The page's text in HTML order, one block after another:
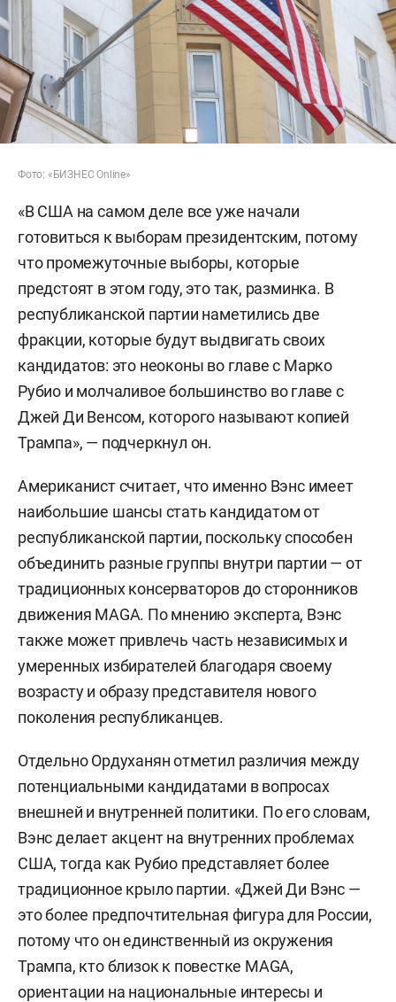
Фото: «БИЗНЕС Online»
«В США на самом деле все уже начали
готовиться к выборам президентским, потому
что промежуточные выборы, которые
предстоят в этом году, это так, разминка. В
республиканской партии наметились две
фракции, которые будут выдвигать своих
кандидатов: это неоконы во главе с Марко
Рубио и молчаливое большинство во главе с
Джей Ди Венсом, которого называют копией
Трампа», — подчеркнул он.
Американист считает, что именно Вэнс имеет
наибольшие шансы стать кандидатом от
республиканской партии, поскольку способен
объединить разные группы внутри партии — от
традиционных консерваторов до сторонников
движения MAGA. По мнению эксперта, Вэнс
также может привлечь часть независимых и
умеренных избирателей благодаря своему
возрасту и образу представителя нового
поколения республиканцев.
Отдельно Ордуханян отметил различия между
потенциальными кандидатами в вопросах
внешней и внутренней политики. По его словам,
Вэнс делает акцент на внутренних проблемах
США, тогда как Рубио представляет более
традиционное крыло партии. «Джей Ди Вэнс —
это более предпочтительная фигура для России,
потому что он единственный из окружения
Трампа, кто близок к повестке MAGA,
ориентации на национальные интересы и